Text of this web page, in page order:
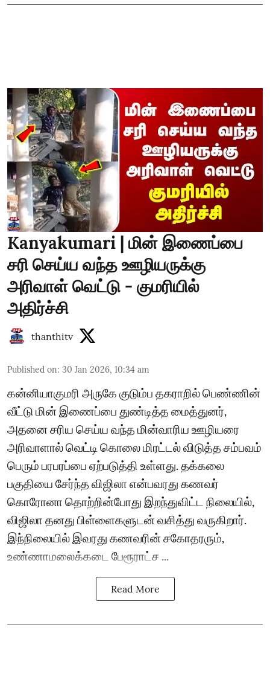
Kanyakumari | மின் இணைப்பை
சரி செய்ய வந்த ஊழியருக்கு
அரிவாள் வெட்டு - குமரியில்
அதிர்ச்சி
thanthitv
Published on: 30 Jan 2026, 10:34 am
கன்னியாகுமரி அருகே குடும்ப தகராறில் பெண்ணின்
வீட்டு மின் இணைப்பை துண்டித்த மைத்துனர்,
அதனை சரிய செய்ய வந்த மின்வாரிய ஊழியரை
அரிவாளால் வெட்டி கொலை மிரட்டல் விடுத்த சம்பவம்
பெரும் பரபரப்பை ஏற்படுத்தி உள்ளது. தக்கலை
பகுதியை சேர்ந்த விஜிலா என்பவரது கணவர்
கொரோனா தொற்றின்போது இறந்துவிட்ட நிலையில்,
விஜிலா தனது பிள்ளைகளுடன் வசித்து வருகிறார்.
இந்நிலையில் இவரது கணவரின் சகோதரரும்,
உண்ணாமலைக்கடை பேரூராட்ச ...
Read More